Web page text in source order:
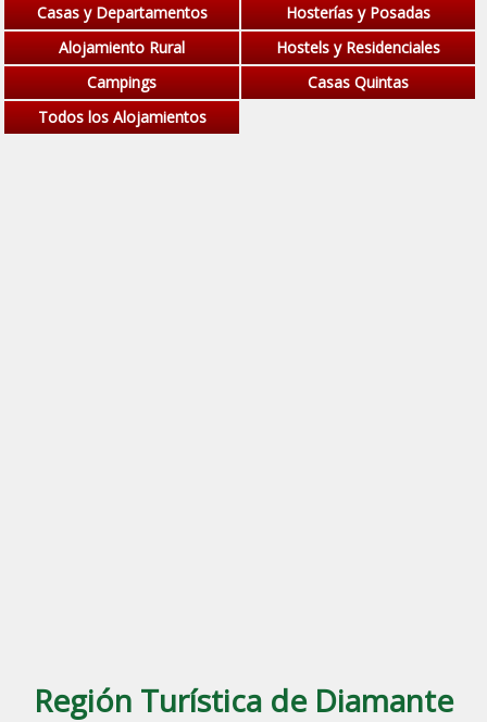
Casas y Departamentos
Hosterías y Posadas
Alojamiento Rural
Hostels y Residenciales
Campings
Casas Quintas
Todos los Alojamientos
Región Turística de Diamante